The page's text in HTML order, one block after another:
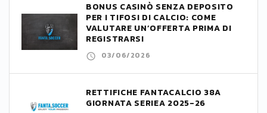
BONUS CASINÒ SENZA DEPOSITO
PER I TIFOSI DI CALCIO: COME
VALUTARE UN’OFFERTA PRIMA DI
REGISTRARSI
03/06/2026
RETTIFICHE FANTACALCIO 38A
GIORNATA SERIEA 2025-26